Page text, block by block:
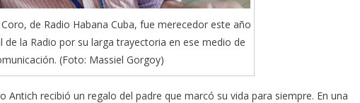
de Radio Habana Cuba, fue merecedor este año
de la Radio por su larga trayectoria en ese medio de
(Foto: Massiel Gorgoy)
Antich recibió un regalo del padre que marcó su vida para siempre. En una